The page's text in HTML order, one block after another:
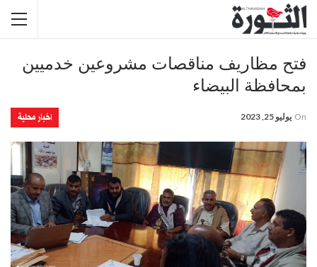
فتح مظاريف مناقصات مشروعين خدميين
بمحافظة البيضاء
اخبار محلية On يوليو 25, 2023